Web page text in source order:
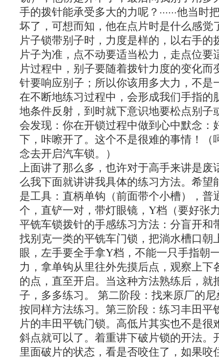
手的拨针能承受多大的力呢？······他当
坏了，可想而知，他在点片时是什么感觉
片子锁带别子时，力度是样的，以右手
片子为准，点不动要适当松力，走点位
片过程中，别子要随着拨针力度的变化
针要响应别子；所以你该用多大力，不是
在不断地练习过程中，会形成我们手指的
地条件反射，到时就下意识地要松点别子
会发现：你在开锁过程中做到心中默念：
下，咔嚓开了。这个不是很难的事情！（
念去开启汽车锁。）
上面讲了那么多，也许对于高手来讲是废
么我下面就讲讲我具体的练习方法。希望
是工具：直柄单钩（前面带个小槽），普
个，直铲一对，带灯眼镜，Y档（要好张
平铣车锁拨针的手感练习方法：分盲开和
找别克一类的平铣车门锁，把淌水槽口朝
眼，左手要全手拿Y档，不能一只手指朝
力，拿单钩从里往外先摸后点，观察上下
的点，直至开启。当这种方法熟练后，就
子，多多练习。 第二阶段：找来原厂的
按同样方法练习。第三阶段：练习丰田平
片的丰田平铣门锁。高低片其实也不是
斜点就可以了。着重讲下破片锁的开法。
里面破片的状态，看是否咬住了，如果